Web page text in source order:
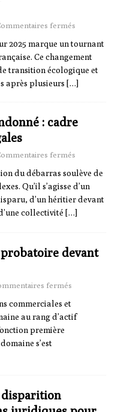
fermés
2025 marque un tournant
Ce changement
transition écologique et
après plusieurs […]
: cadre
fermés
du débarras soulève de
Qu’il s’agisse d’un
d’un héritier devant
collectivité […]
devant
fermés
commerciales et
au rang d’actif
première
s’est
disparition